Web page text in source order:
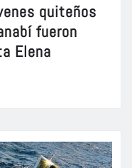
quiteños
fueron
Elena